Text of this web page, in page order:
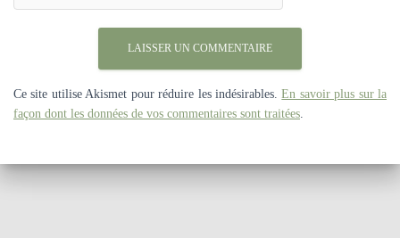
Ce site utilise Akismet pour réduire les indésirables.En savoir plus sur la
façon dont les données de vos commentaires sont traitées.